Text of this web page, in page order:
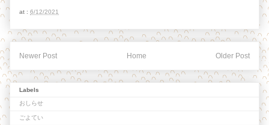
at : 6/12/2021
Newer Post Older Post
Home
Labels
おしらせ
ごよてい